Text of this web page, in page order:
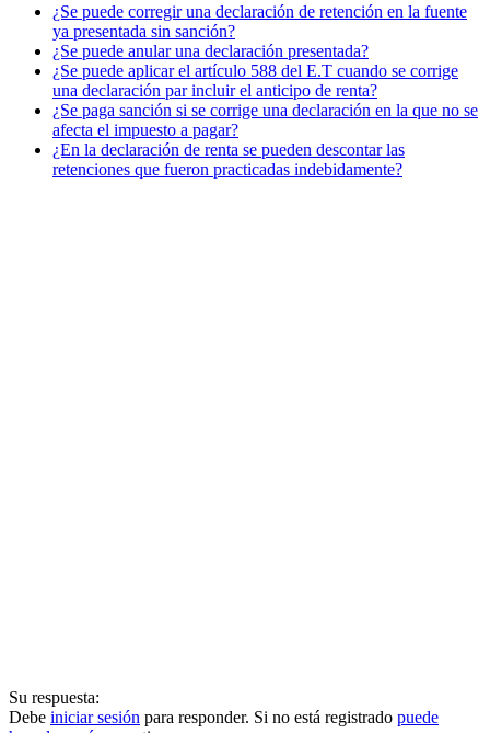
¿Se puede corregir una declaración de retención en la fuente
ya presentada sin sanción?
¿Se puede anular una declaración presentada?
¿Se puede aplicar el artículo 588 del E.T cuando se corrige
una declaración par incluir el anticipo de renta?
¿Se paga sanción si se corrige una declaración en la que no se
afecta el impuesto a pagar?
¿En la declaración de renta se pueden descontar las
retenciones que fueron practicadas indebidamente?
Su respuesta:
Debe iniciar sesión para responder. Si no está registrado puede